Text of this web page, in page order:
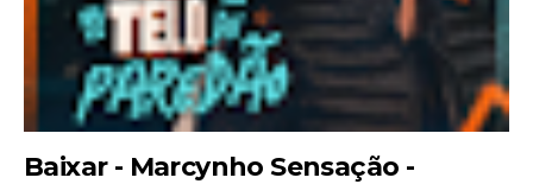
Baixar - Marcynho Sensação -